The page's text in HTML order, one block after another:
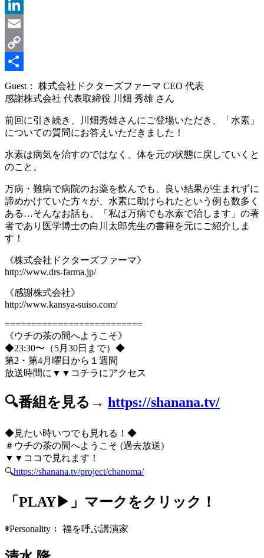
Message
LinkedIn
Email
Copy
Link
共
有
Guest： 株式会社ドクターズファーマ CEO 代表
感謝株式会社 代表取締役 川畑 秀雄 さん
前回に引き続き、川畑秀雄さんにご登場いただき、「水素」
についての質問にお答えいただきました！
水素は病気を治すのではなく、体を元の状態に戻していくと
のこと。
万病・難病で病院のお薬を飲んでも、良い結果が生まれずに
諦めかけていた方々が、水素に助けられたという例も数多く
ある…そんなお話も、「私は万病でも水素で治します」の著
者であり医学博士の白川太郎先生の書籍を元にご紹介しま
す！
《株式会社ドクターズファーマ》
http://www.drs-farma.jp/
《感謝株式会社》
http://www.kansya-suiso.com/
==========================
《ウチの茶の間へようこそ》
◆23:30〜（5月30日まで）◆
第2・第4月曜日から１週間
放送時間に▼▼コチラにアクセス
🔍番組を見る→ https://shanana.tv/
◆見たい時いつでも見れる！◆
＃ウチの茶の間へようこそ (過去放送)
▼▼ココで見れます！
🔍https://shanana.tv/project/chanoma/
「PLAY▶」マークをクリック！
◉Personality： 福を呼ぶ講演家